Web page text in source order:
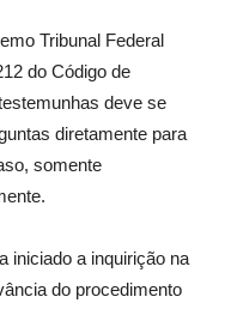
Tribunal Federal
do Código de
deve se
diretamente para
somente
iniciado a inquirição na
do procedimento